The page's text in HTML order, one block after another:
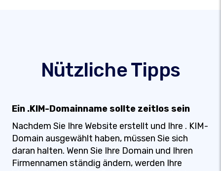
Nützliche Tipps
Ein .KIM-Domainname sollte zeitlos sein
Nachdem Sie Ihre Website erstellt und Ihre . KIM-
Domain ausgewählt haben, müssen Sie sich
daran halten. Wenn Sie Ihre Domain und Ihren
Firmennamen ständig ändern, werden Ihre